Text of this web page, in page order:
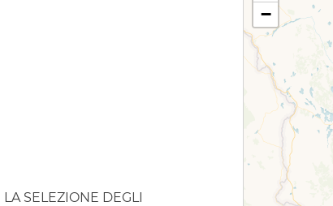
LA SELEZIONE DEGLI
−